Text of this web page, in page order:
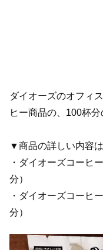
ダイオーズのオフィ
ヒー商品の、100杯分
▼商品の詳しい内容は
・ダイオーズコーヒ
分）
・ダイオーズコーヒ
分）